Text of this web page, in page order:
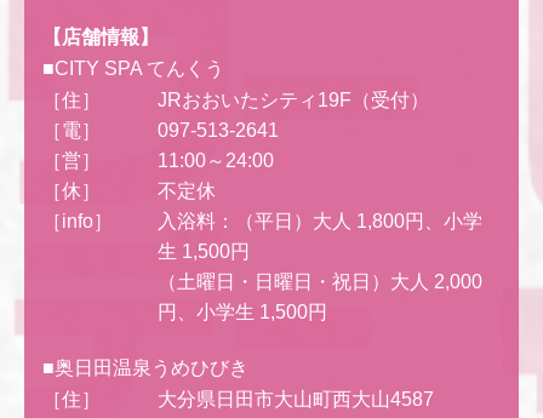
【店舗情報】
■CITY SPA てんくう
［住］
JRおおいたシティ19F（受付）
［電］
097-513-2641
［営］
11:00～24:00
［休］
不定休
［info］
入浴料：（平日）大人 1,800円、小学
生 1,500円
（土曜日・日曜日・祝日）大人 2,000
円、小学生 1,500円
■奥日田温泉うめひびき
［住］
大分県日田市大山町西大山4587